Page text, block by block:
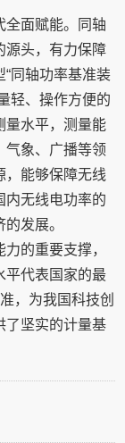
全面赋能。同轴
源头，有力保障
同轴功率基准装
轻、操作方便的
量水平，测量能
气象、广播等领
，能够保障无线
内无线电功率的
发展。
的重要支撑，
平代表国家的最
，为我国科技创
了坚实的计量基